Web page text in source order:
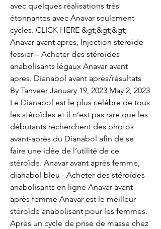
avec quelques réalisations très
étonnantes avec Anavar seulement
cycles. CLICK HERE &gt;&gt;&gt;
Anavar avant apres, Injection steroide
fessier – Acheter des stéroïdes
anabolisants légaux Anavar avant
apres. Dianabol avant après/résultats
By Tanveer January 19, 2023 May 2, 2023
Le Dianabol est le plus célèbre de tous
les stéroïdes et il n’est pas rare que les
débutants recherchent des photos
avant-après du Dianabol afin de se
faire une idée de l’utilité de ce
stéroïde. Anavar avant après femme,
dianabol bleu - Acheter des stéroïdes
anabolisants en ligne Anavar avant
après femme Anavar est le meilleur
stéroïde anabolisant pour les femmes.
Après un cycle de prise de masse chez